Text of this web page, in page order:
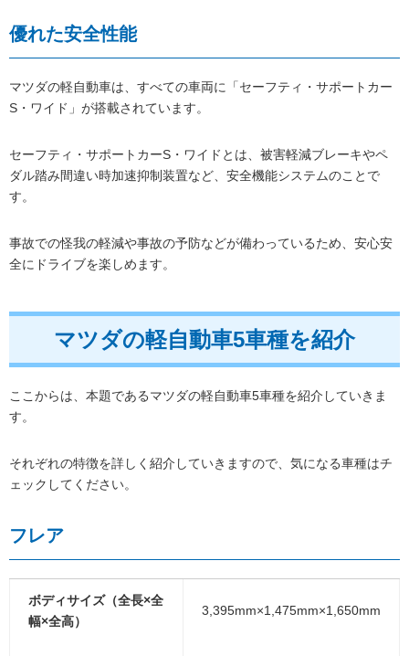
優れた安全性能
マツダの軽自動車は、すべての車両に「セーフティ・サポートカー
S・ワイド」が搭載されています。
セーフティ・サポートカーS・ワイドとは、被害軽減ブレーキやペ
ダル踏み間違い時加速抑制装置など、安全機能システムのことで
す。
事故での怪我の軽減や事故の予防などが備わっているため、安心安
全にドライブを楽しめます。
マツダの軽自動車5車種を紹介
ここからは、本題であるマツダの軽自動車5車種を紹介していきま
す。
それぞれの特徴を詳しく紹介していきますので、気になる車種はチ
ェックしてください。
フレア
ボディサイズ（全長×全
幅×全高）
3,395mm×1,475mm×1,650mm